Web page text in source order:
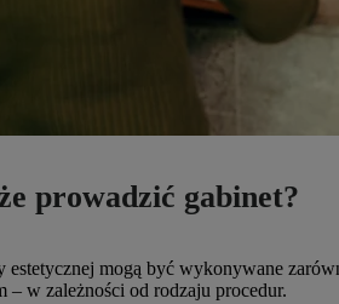
prowadzić gabinet?
estetycznej mogą być wykonywane
– w zależności od rodzaju procedur.